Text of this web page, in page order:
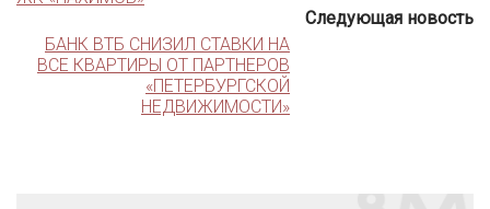
Следующая новость
БАНК ВТБ СНИЗИЛ СТАВКИ НА
ВСЕ КВАРТИРЫ ОТ ПАРТНЕРОВ
«ПЕТЕРБУРГСКОЙ
НЕДВИЖИМОСТИ»